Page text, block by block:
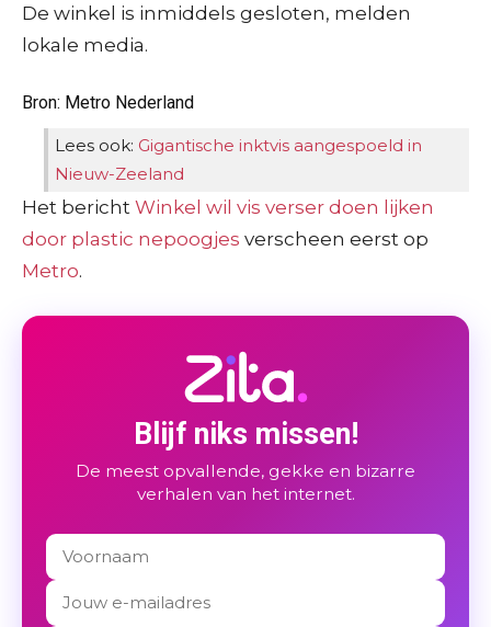
De winkel is inmiddels gesloten, melden
lokale media.
Bron: Metro Nederland
Lees ook: Gigantische inktvis aangespoeld in
Nieuw-Zeeland
Het bericht Winkel wil vis verser doen lijken
door plastic nepoogjes verscheen eerst op
Metro.
Blijf niks missen!
De meest opvallende, gekke en bizarre
verhalen van het internet.